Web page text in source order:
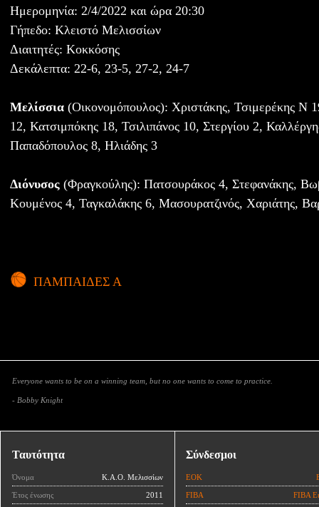
Ημερομηνία: 2/4/2022 και ώρα 20:30
Γήπεδο: Κλειστό Μελισσίων
Διαιτητές: Κοκκόσης
Δεκάλεπτα: 22-6, 23-5, 27-2, 24-7
Μελίσσια (Οικονομόπουλος): Χριστάκης, Τσιμερέκης Ν
12, Κατσιμπόκης 18, Τσιλιπάνος 10, Στεργίου 2,
Παπαδόπουλος 8, Ηλιάδης 3
Διόνυσος (Φραγκούλης): Πατσουράκος 4, Στεφανάκης,
Κουμένος 4, Ταγκαλάκης 6, Μασουρατζινός, Χαριάτης,
ΠΑΜΠΑΙΔΕΣ Α
Everyone wants to be on a winning team, but no one wants to come to practice.
- Bobby Knight
Ταυτότητα
Όνομα Κ.Α.Ο. Μελισσίων
Έτος ένωσης 2011
Σύνδεσμοι
ΕΟΚ
FIBA FIBA